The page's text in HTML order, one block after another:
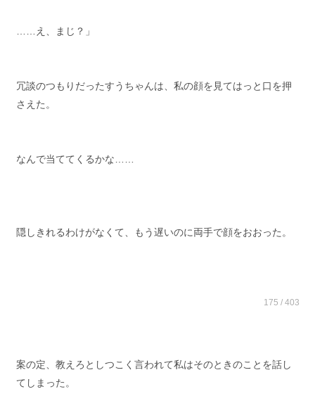
……え、まじ？」
冗談のつもりだったすうちゃんは、私の顔を見てはっと口を押
さえた。
なんで当ててくるかな……
隠しきれるわけがなくて、もう遅いのに両手で顔をおおった。
175 / 403
案の定、教えろとしつこく言われて私はそのときのことを話し
てしまった。